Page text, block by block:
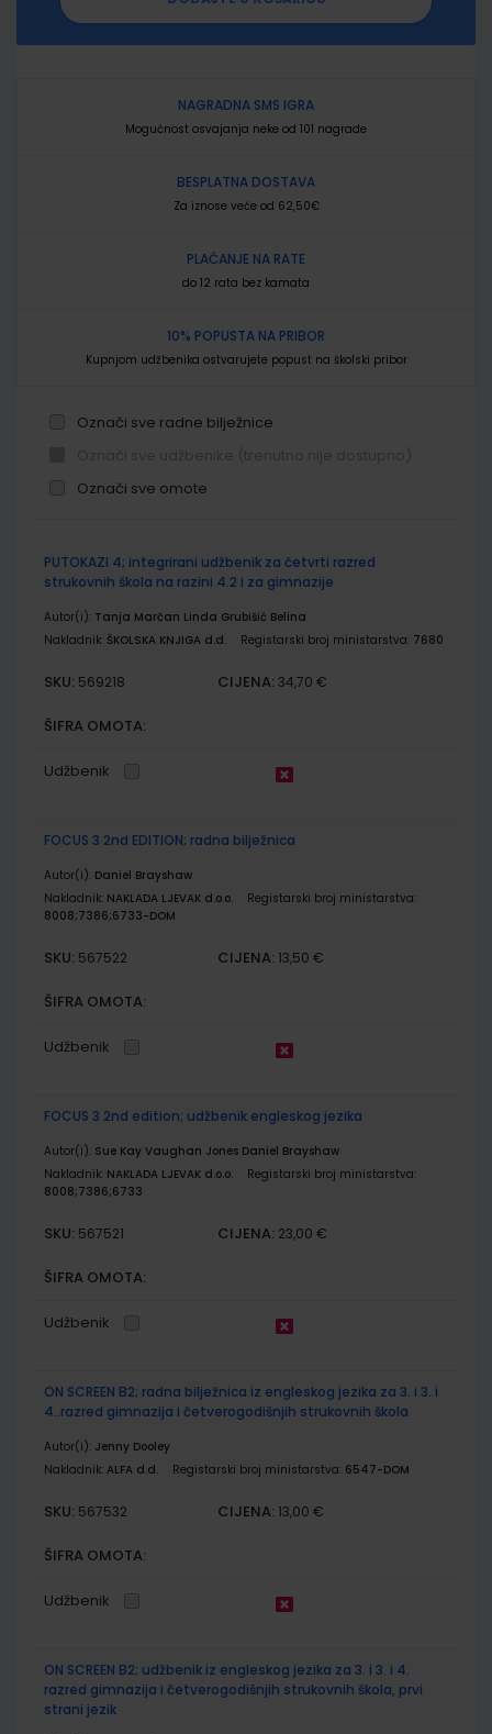
NAGRADNA SMS IGRA
Mogućnost osvajanja neke od 101 nagrade
BESPLATNA DOSTAVA
Za iznose veće od 62,50€
PLAĆANJE NA RATE
do 12 rata bez kamata
10% POPUSTA NA PRIBOR
Kupnjom udžbenika ostvarujete popust na školski pribor
Označi sve radne bilježnice
Označi sve omote
proizvodi
PUTOKAZI 4; integrirani udžbenik za četvrti razred
strukovnih škola na razini 4.2 i za gimnazije
Autor(i): Tanja Marčan Linda Grubišić Belina
Nakladnik: ŠKOLSKA KNJIGA d.d. Registarski broj ministarstva: 7680
SKU: 569218 CIJENA: 34,70 €
ŠIFRA OMOTA:
Udžbenik
FOCUS 3 2nd EDITION; radna bilježnica
Autor(i): Daniel Brayshaw
Nakladnik: NAKLADA LJEVAK d.o.o.
Registarski broj ministarstva:
8008;7386;6733-DOM
SKU: 567522 CIJENA: 13,50 €
ŠIFRA OMOTA:
Udžbenik
FOCUS 3 2nd edition; udžbenik engleskog jezika
Autor(i): Sue Kay Vaughan Jones Daniel Brayshaw
Nakladnik: NAKLADA LJEVAK d.o.o.
Registarski broj ministarstva:
8008;7386;6733
SKU: 567521 CIJENA: 23,00 €
ŠIFRA OMOTA:
Udžbenik
ON SCREEN B2; radna bilježnica iz engleskog jezika za 3. i 3. i
4..razred gimnazija i četverogodišnjih strukovnih škola
Autor(i): Jenny Dooley
Nakladnik: ALFA d.d. Registarski broj ministarstva: 6547-DOM
SKU: 567532 CIJENA: 13,00 €
ŠIFRA OMOTA:
Udžbenik
ON SCREEN B2; udžbenik iz engleskog jezika za 3. i 3. i 4.
razred gimnazija i četverogodišnjih strukovnih škola, prvi
strani jezik